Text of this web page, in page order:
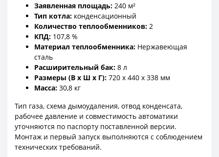
Заявленная площадь: 240 м²
Тип котла: конденсационный
Количество теплообменников: 2
КПД: 107,8 %
Материал теплообменника: Нержавеющая
сталь
Расширительный бак: 8 л
Размеры (В x Ш x Г): 720 x 440 x 338 мм
Масса: 30,8 кг
Тип газа, схема дымоудаления, отвод конденсата,
рабочее давление и совместимость автоматики
уточняются по паспорту поставленной версии.
Монтаж и первый запуск выполняются с соблюдением
технических требований.